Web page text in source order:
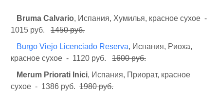
Bruma Calvario, Испания, Хумилья, красное сухое -
1015 руб. 1450 руб.
Burgo Viejo Licenciado Reserva, Испания, Риоха,
красное сухое - 1120 руб. 1600 руб.
Merum Priorati Inici, Испания, Приорат, красное
сухое - 1386 руб. 1980 руб.